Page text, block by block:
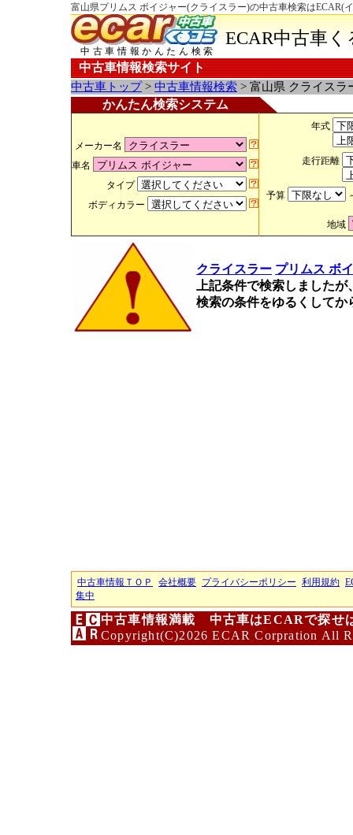
富山県プリムス ボイジャー(クライスラー)の中古車検索はECAR(
中古車情報かんたん検索
ECAR中古車
中古車情報検索サイト
中古車トップ> 中古車情報検索 > 富山県 クライスラ
かんたん検索システム
メーカー名
車名
タイプ
ボディカラー
年式
走行距離
予算
地域
クライスラー プリムス ボ
上記条件で検索しました
検索の条件をゆるくして
中古車情報ＴＯＰ 会社概要 プライバシーポリシー 利用規約
集中
中古車情報満載 中古車はECARで探せ
Copyright(C)2026 ECAR Corpration All